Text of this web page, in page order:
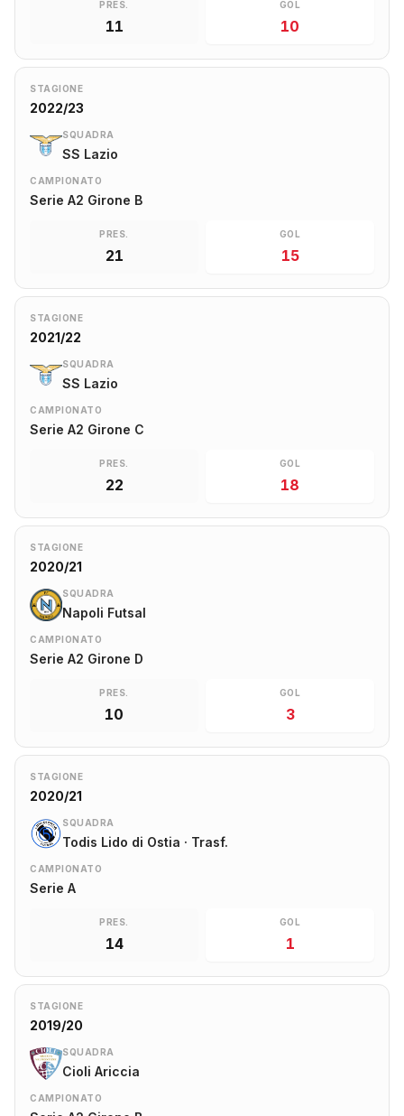
PRES.
11
GOL
10
STAGIONE
2022/23
SQUADRA
SS Lazio
CAMPIONATO
Serie A2 Girone B
PRES.
21
GOL
15
STAGIONE
2021/22
SQUADRA
SS Lazio
CAMPIONATO
Serie A2 Girone C
PRES.
22
GOL
18
STAGIONE
2020/21
SQUADRA
Napoli Futsal
CAMPIONATO
Serie A2 Girone D
PRES.
10
GOL
3
STAGIONE
2020/21
SQUADRA
Todis Lido di Ostia · Trasf.
CAMPIONATO
Serie A
PRES.
14
GOL
1
STAGIONE
2019/20
SQUADRA
Cioli Ariccia
CAMPIONATO